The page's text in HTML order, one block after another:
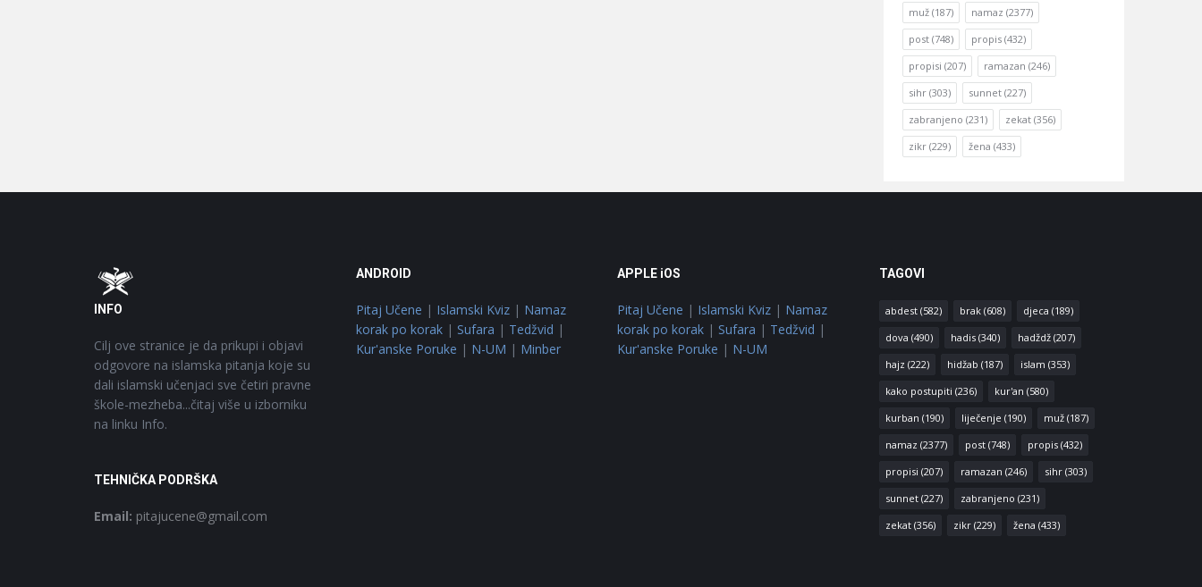
muž (187) namaz (2377)
post (748) propis (432)
propisi (207) ramazan (246)
sihr (303) sunnet (227)
zabranjeno (231) zekat (356)
zikr (229) žena (433)
Footer
INFO
Cilj ove stranice je da prikupi i objavi
odgovore na islamska pitanja koje su
dali islamski učenjaci sve četiri pravne
škole-mezheba...čitaj više u izborniku
na linku Info.
TEHNIČKA PODRŠKA
Email: pitajucene@gmail.com
ANDROID
Pitaj Učene | Islamski Kviz| Namaz
korak po korak| Sufara | Tedžvid |
Kur'anske Poruke | N-UM | Minber
APPLE iOS
Pitaj Učene | Islamski Kviz | Namaz
korak po korak | Sufara | Tedžvid |
Kur'anske Poruke | N-UM
TAGOVI
abdest(582) brak(608) djeca (189)
dova (490) hadis(340) hadždž(207)
hajz (222) hidžab (187) islam (353)
kako postupiti (236) kur'an (580)
kurban (190) liječenje (190) muž(187)
namaz (2377) post(748) propis(432)
propisi (207) ramazan (246) sihr(303)
sunnet(227) zabranjeno (231)
zekat(356) zikr(229) žena (433)